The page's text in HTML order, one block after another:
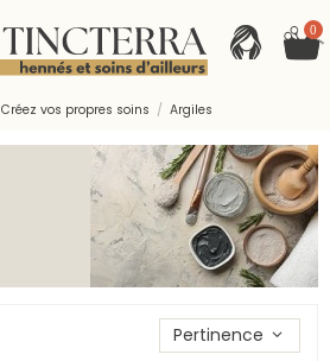
0
Créez vos propres soins Argiles
Trier les produits par
Pertinence